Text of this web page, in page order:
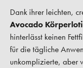
Dank ihrer leichten,
Avocado
hinterlässt keinen
für die tägliche
unkomplizierte, aber